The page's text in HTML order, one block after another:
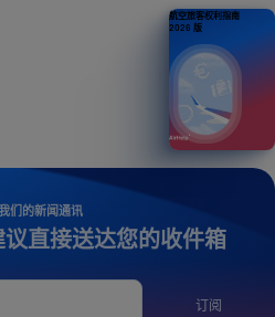
们的新闻通讯
直接送达您的收件箱
订阅
航空旅客权利指南
2026 版